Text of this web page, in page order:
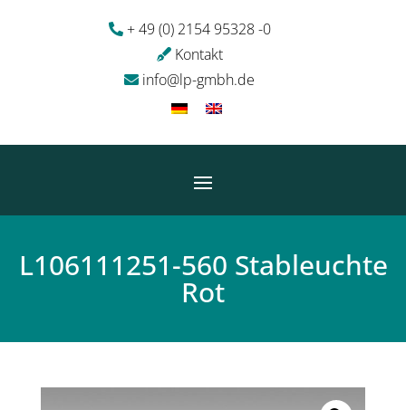
+ 49 (0) 2154 95328 -0
Kontakt
info@lp-gmbh.de
L106111251-560 Stableuchte
Rot